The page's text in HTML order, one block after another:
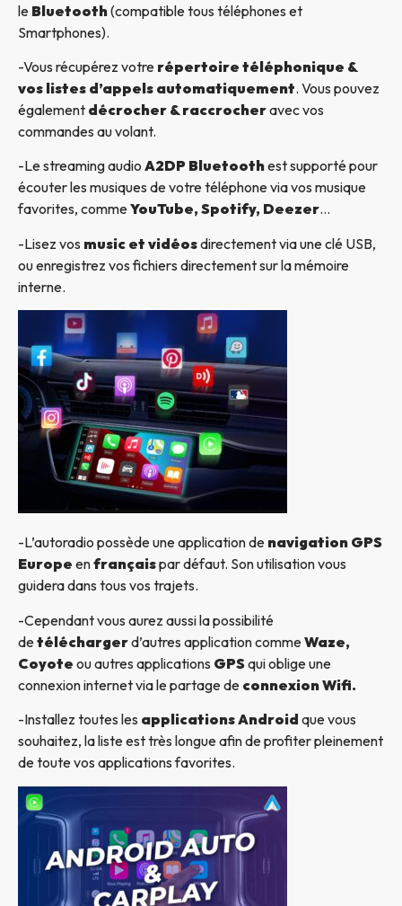
le Bluetooth(compatible tous téléphones et
Smartphones).
-Vous récupérez votre répertoire téléphonique &
vos listes d’appels automatiquement. Vous pouvez
également décrocher & raccrocheravec vos
commandes au volant.
-Le streaming audio A2DP Bluetoothest supporté pour
écouter les musiques de votre téléphone via vos musique
favorites, commeYouTube, Spotify, Deezer…
-Lisez vos music et vidéosdirectement via une clé USB,
ou enregistrez vos fichiers directement sur la mémoire
interne.
-L’autoradio possède une application de navigation GPS
Europe enfrançaispar défaut. Son utilisation vous
guidera dans tous vos trajets.
-Cependant vous aurez aussi la possibilité
detéléchargerd’autres application commeWaze,
Coyote ou autres applications GPSqui oblige une
connexion internet via le partage de connexion Wifi.
-Installez toutes les applications Android que vous
souhaitez, la liste est très longue afin de profiter pleinement
de toute vos applications favorites.